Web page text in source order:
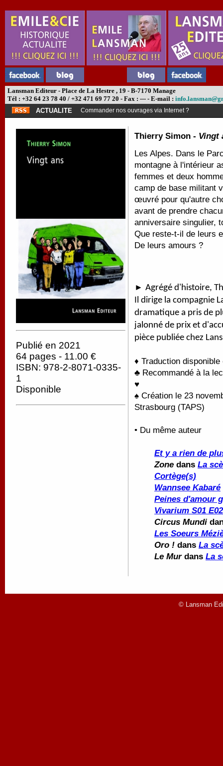
Lansman Editeur - Place de La Hestre , 19 - B-7170 Manage
Tél : +32 64 23 78 40 / +32 471 69 77 20 - Fax : --- - E-mail :
ACTUALITE
Commander nos ouvrages via Internet ?
Publié en 2021
64 pages - 11.00 €
ISBN: 978-2-8071-0335-
1
Disponible
Thierry Simon - Vingt
Les Alpes. Dans le
montagne à l'intérieur
femmes et deux
camp de base militant
œuvré pour qu'autre
avant de prendre
anniversaire singulier,
Que reste-t-il de leurs
De leurs amours ?
► Agrégé d'histoire,
Il dirige la compagnie
dramatique a pris de
jalonné de prix et
pièce publiée chez
♦ Traduction
♣ Recommandé à la
♥
♠ Création le 23
Strasbourg (TAPS)
• Du même auteur
Et y a rien de
Zone dans La
Cortège(s)
Wannsee Kabaré
Peines d'amour
Vivarium S01 E02
Circus Mundi
Les Soeurs
Oro ! dans La
Le Mur dans La
© Lansman